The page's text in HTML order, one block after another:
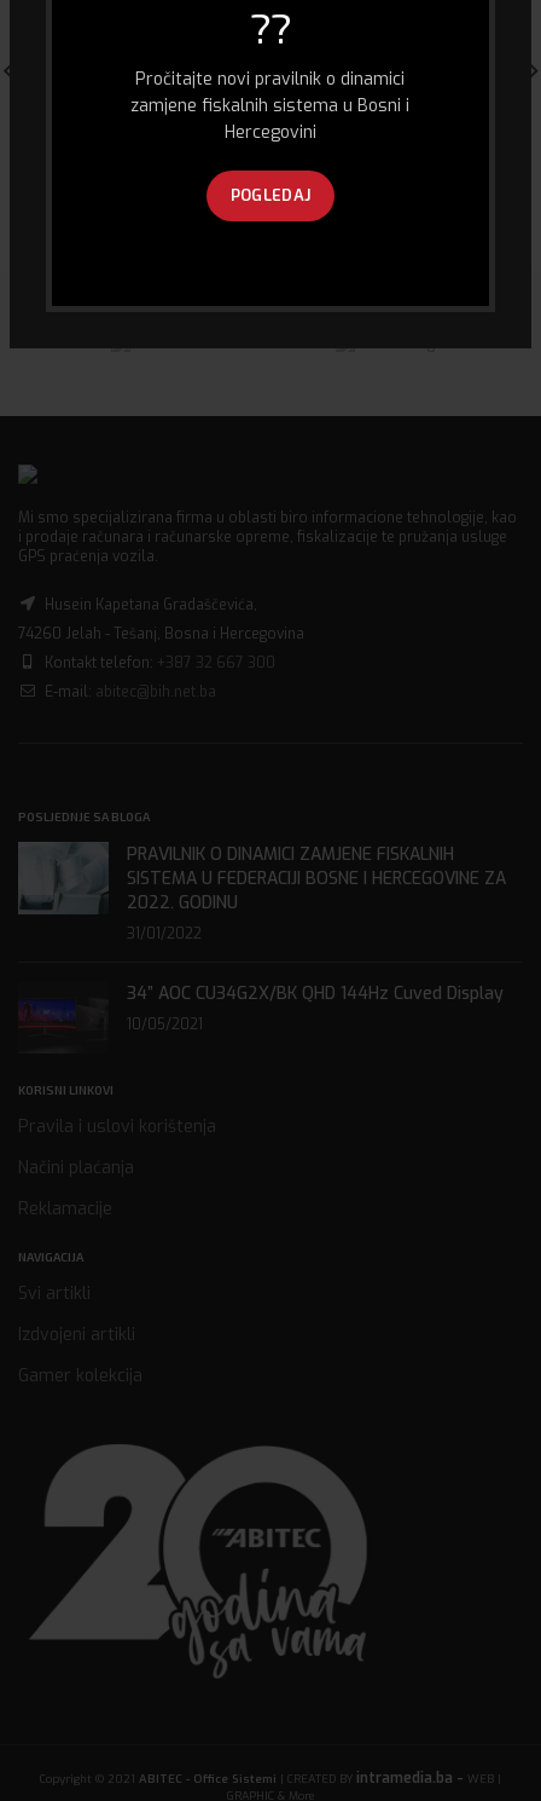
??
Pročitajte novi pravilnik o dinamici
zamjene fiskalnih sistema u Bosni i
Hercegovini
POGLEDAJ
Laptop Lenovo IDeadPad 3
Externi SSD – Goodram 256
Mi smo specijalizirana firma u oblasti biro informacione tehnologije, kao
i prodaje računara i računarske opreme, fiskalizacije te pružanja usluge
GPS praćenja vozila.
Husein Kapetana Gradaščevića,
74260 Jelah - Tešanj, Bosna i Hercegovina
Kontakt telefon: +387 32 667 300
E-mail: abitec@bih.net.ba
POSLJEDNJE SA BLOGA
PRAVILNIK O DINAMICI ZAMJENE FISKALNIH
SISTEMA U FEDERACIJI BOSNE I HERCEGOVINE ZA
2022. GODINU
31/01/2022
34” AOC CU34G2X/BK QHD 144Hz Cuved Display
10/05/2021
KORISNI LINKOVI
Pravila i uslovi korištenja
Načini plaćanja
Reklamacije
NAVIGACIJA
Svi artikli
Izdvojeni artikli
Gamer kolekcija
Copyright © 2021 ABITEC - Office Sistemi | CREATED BY intramedia.ba - WEB |
GRAPHIC & More